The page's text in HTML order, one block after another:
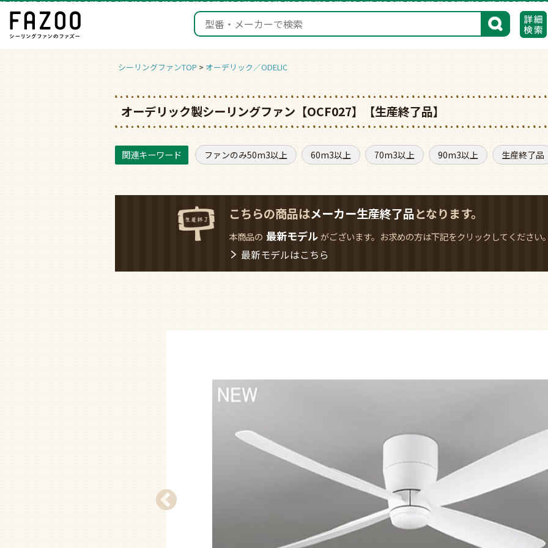
検索
シーリングファンTOP オーデリック／ODELIC
オーデリック製シーリングファン【OCF027】【生産終了品】
ファンのみ50m3以上 60m3以上 70m3以上 90m3以上 生産終了品
こちらの商品はメーカー生産終了品となります。
本商品の 最新モデル がございます。お求めの方は下記をクリックしてください。
最新モデルはこちら